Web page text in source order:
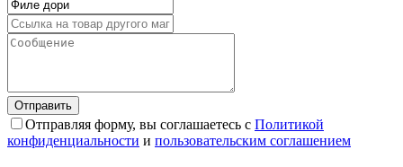
Отправляя форму, вы соглашаетесь с Политикой
конфиденциальности и пользовательским соглашением